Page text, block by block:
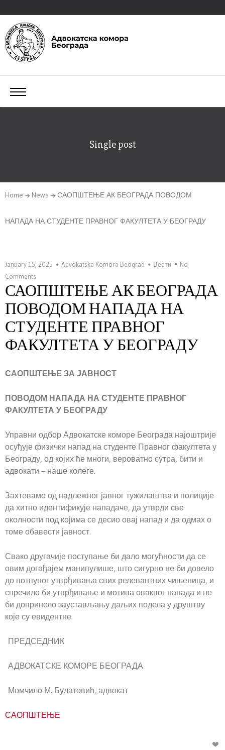
Single post
Home News САОПШТЕЊЕ АК БЕОГРАДА ПОВОДОМ
НАПАДА НА СТУДЕНТЕ ПРАВНОГ ФАКУЛТЕТА У БЕОГРАДУ
January 15, 2025 Advokatska Komora Beograd Вести
No
Comments
САОПШТЕЊЕ АК БЕОГРАДА
ПОВОДОМ НАПАДА НА
СТУДЕНТЕ ПРАВНОГ
ФАКУЛТЕТА У БЕОГРАДУ
САОПШТЕЊЕ ЗА ЈАВНОСТ
ПОВОДОМ НАПАДА НА СТУДЕНТЕ ПРАВНОГ
ФАКУЛТЕТА У БЕОГРАДУ
Управни одбор Адвокатске коморе Београда најоштрије
осуђује физички напад на студенте Правног факултета у
Београду, од којих ће многи, вероватно сутра, бити и
адвокати – наше колеге.
Захтевамо од надлежног јавног тужилаштва и полиције
да хитно идентификује нападаче, да утврди све
околности под којима се десио овај напад и да одмах о
томе обавести јавност.
Свако другачије поступање би дало могућности да се
овим догађајем манипулише, што сигурно не би довело
до потпуног утврђивања свих релевантних чињеница, и
спречило би утврђивање и мотива оваквог напада и не
би допринело заустављању даљих подела у друштву
које су евидентне.
ПРЕДСЕДНИК
АДВОКАТСКЕ КОМОРЕ БЕОГРАДА
Момчило М. Булатовић, адвокат
САОПШТЕЊЕ